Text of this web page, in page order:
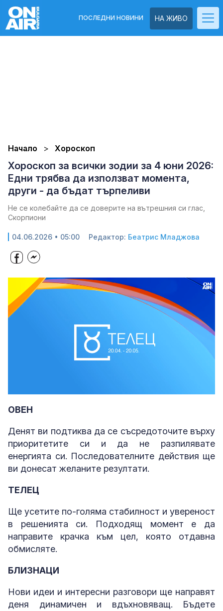
НА ЖИВО
ПОСЛЕДНИ НОВИНИ
Начало Хороскоп
Хороскоп за всички зодии за 4 юни 2026:
Едни трябва да използват момента,
други - да бъдат търпеливи
Не се колебайте да се доверите на вътрешния си глас,
Скорпиони
04.06.2026 • 05:00 Редактор: Беатрис Младжова
ОВЕН
Денят ви подтиква да се съсредоточите върху
приоритетите си и да не разпилявате
енергията си. Последователните действия ще
ви донесат желаните резултати.
ТЕЛЕЦ
Ще усетите по-голяма стабилност и увереност
в решенията си. Подходящ момент е да
направите крачка към цел, която отдавна
обмисляте.
БЛИЗНАЦИ
Нови идеи и интересни разговори ще направят
деня динамичен и вдъхновяващ. Бъдете